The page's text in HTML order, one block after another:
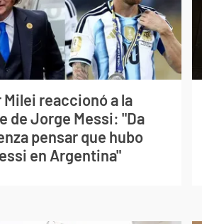
reaccionó a la
de Jorge Messi: "Da
pensar que hubo
en Argentina"